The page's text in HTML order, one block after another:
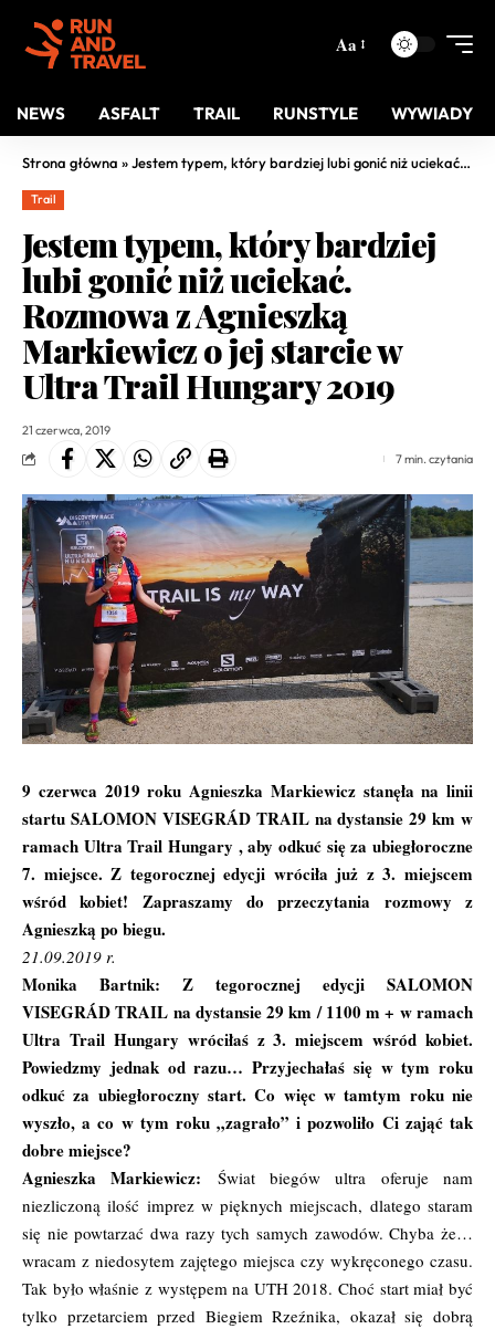
Aa
NEWS ASFALT TRAIL RUNSTYLE WYWIADY
Strona główna »Jestem typem, który bardziej lubi gonić niż uciekać. Rozmowa z Agnieszką Markiewicz o jej starcie w Ultra Trail Hungary 2019
Trail
Jestem typem, który bardziej
lubi gonić niż uciekać.
Rozmowa z Agnieszką
Markiewicz o jej starcie w
Ultra Trail Hungary 2019
21 czerwca, 2019
7 min. czytania
9 czerwca 2019 roku Agnieszka Markiewicz stanęła na linii
startu SALOMON VISEGRÁD TRAIL na dystansie 29 km w
ramach Ultra Trail Hungary , aby odkuć się za ubiegłoroczne
7. miejsce. Z tegorocznej edycji wróciła już z 3. miejscem
wśród kobiet! Zapraszamy do przeczytania rozmowy z
Agnieszką po biegu.
21.09.2019 r.
Monika Bartnik: Z tegorocznej edycji SALOMON
VISEGRÁD TRAIL na dystansie 29 km / 1100 m + w ramach
Ultra Trail Hungary wróciłaś z 3. miejscem wśród kobiet.
Powiedzmy jednak od razu… Przyjechałaś się w tym roku
odkuć za ubiegłoroczny start. Co więc w tamtym roku nie
wyszło, a co w tym roku „zagrało” i pozwoliło Ci zająć tak
dobre miejsce?
Agnieszka Markiewicz: Świat biegów ultra oferuje nam
niezliczoną ilość imprez w pięknych miejscach, dlatego staram
się nie powtarzać dwa razy tych samych zawodów. Chyba że…
wracam z niedosytem zajętego miejsca czy wykręconego czasu.
Tak było właśnie z występem na UTH 2018. Choć start miał być
tylko przetarciem przed Biegiem Rzeźnika, okazał się dobrą